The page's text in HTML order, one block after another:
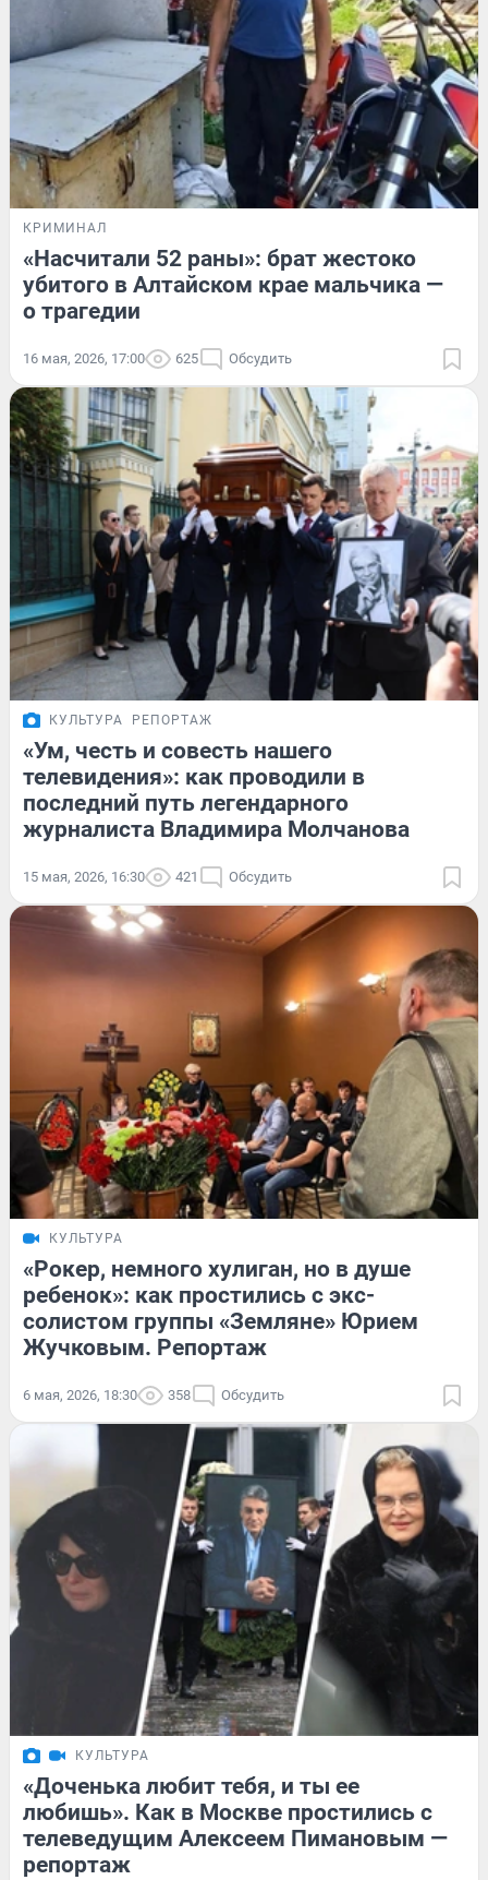
КРИМИНАЛ
«Насчитали 52 раны»: брат жестоко
убитого в Алтайском крае мальчика —
о трагедии
16 мая, 2026, 17:00 625 Обсудить
КУЛЬТУРА РЕПОРТАЖ
«Ум, честь и совесть нашего
телевидения»: как проводили в
последний путь легендарного
журналиста Владимира Молчанова
15 мая, 2026, 16:30 421 Обсудить
КУЛЬТУРА
«Рокер, немного хулиган, но в душе
ребенок»: как простились с экс-
солистом группы «Земляне» Юрием
Жучковым. Репортаж
6 мая, 2026, 18:30 358 Обсудить
КУЛЬТУРА
«Доченька любит тебя, и ты ее
любишь». Как в Москве простились с
телеведущим Алексеем Пимановым —
репортаж